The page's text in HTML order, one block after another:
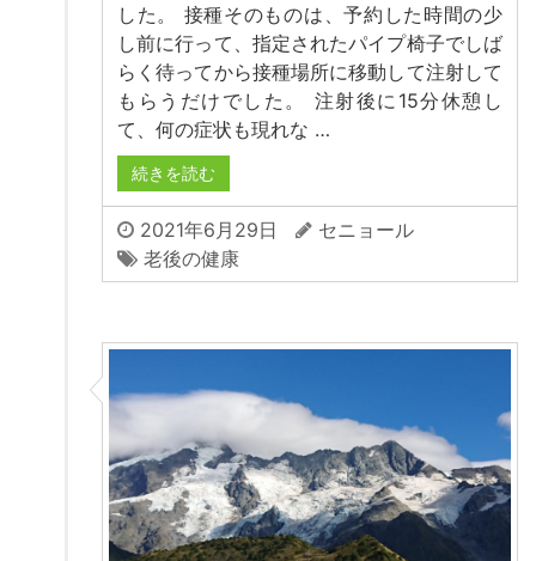
した。 接種そのものは、予約した時間の少
し前に行って、指定されたパイプ椅子でしば
らく待ってから接種場所に移動して注射して
もらうだけでした。 注射後に15分休憩し
て、何の症状も現れな …
続きを読む
2021年6月29日
セニョール
老後の健康